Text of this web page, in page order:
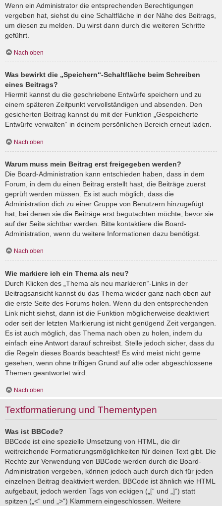
Wenn ein Administrator die entsprechenden Berechtigungen
vergeben hat, siehst du eine Schaltfläche in der Nähe des Beitrags,
um diesen zu melden. Du wirst dann durch die weiteren Schritte
geführt.
Nach oben
Was bewirkt die „Speichern“-Schaltfläche beim Schreiben
eines Beitrags?
Hiermit kannst du die geschriebene Entwürfe speichern und zu
einem späteren Zeitpunkt vervollständigen und absenden. Den
gesicherten Beitrag kannst du mit der Funktion „Gespeicherte
Entwürfe verwalten“ in deinem persönlichen Bereich erneut laden.
Nach oben
Warum muss mein Beitrag erst freigegeben werden?
Die Board-Administration kann entschieden haben, dass in dem
Forum, in dem du einen Beitrag erstellt hast, die Beiträge zuerst
geprüft werden müssen. Es ist auch möglich, dass die
Administration dich zu einer Gruppe von Benutzern hinzugefügt
hat, bei denen sie die Beiträge erst begutachten möchte, bevor sie
auf der Seite sichtbar werden. Bitte kontaktiere die Board-
Administration, wenn du weitere Informationen dazu benötigst.
Nach oben
Wie markiere ich ein Thema als neu?
Durch Klicken des „Thema als neu markieren“-Links in der
Beitragsansicht kannst du das Thema wieder ganz nach oben auf
die erste Seite des Forums holen. Wenn du den entsprechenden
Link nicht siehst, dann ist die Funktion möglicherweise deaktiviert
oder seit der letzten Markierung ist nicht genügend Zeit vergangen.
Es ist auch möglich, das Thema nach oben zu holen, indem du
einfach eine Antwort darauf schreibst. Stelle jedoch sicher, dass du
die Regeln dieses Boards beachtest! Es wird meist nicht gerne
gesehen, wenn ohne triftigen Grund auf alte oder abgeschlossene
Themen geantwortet wird.
Nach oben
Textformatierung und Thementypen
Was ist BBCode?
BBCode ist eine spezielle Umsetzung von HTML, die dir
weitreichende Formatierungsmöglichkeiten für deinen Text gibt. Die
Rechte zur Verwendung von BBCode werden durch die Board-
Administration vergeben, können jedoch auch durch dich für jeden
einzelnen Beitrag deaktiviert werden. BBCode ist ähnlich wie HTML
aufgebaut, jedoch werden Tags von eckigen („[“ und „]“) statt
spitzen („<“ und „>“) Klammern eingeschlossen. Weitere